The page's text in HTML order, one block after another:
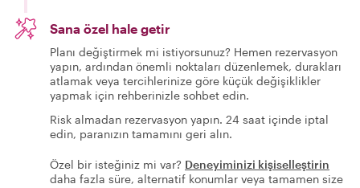
Sana özel hale getir
Planı değiştirmek mi istiyorsunuz? Hemen rezervasyon
yapın, ardından önemli noktaları düzenlemek, durakları
atlamak veya tercihlerinize göre küçük değişiklikler
yapmak için rehberinizle sohbet edin.
Risk almadan rezervasyon yapın. 24 saat içinde iptal
edin, paranızın tamamını geri alın.
Özel bir isteğiniz mi var? Deneyiminizi kişiselleştirin
daha fazla süre, alternatif konumlar veya tamamen size